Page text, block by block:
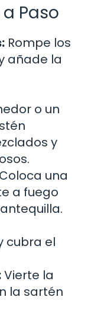
Paso
Rompe los
añade la
o un
y
Coloca una
a fuego
cubra el
Vierte la
la sartén